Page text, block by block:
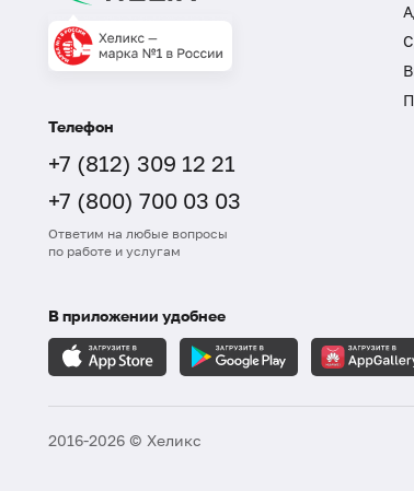
Телефон
+7 (812) 309 12 21
+7 (800) 700 03 03
Ответим на любые вопросы
по работе и услугам
В приложении удобнее
2016-2026 © Хеликс